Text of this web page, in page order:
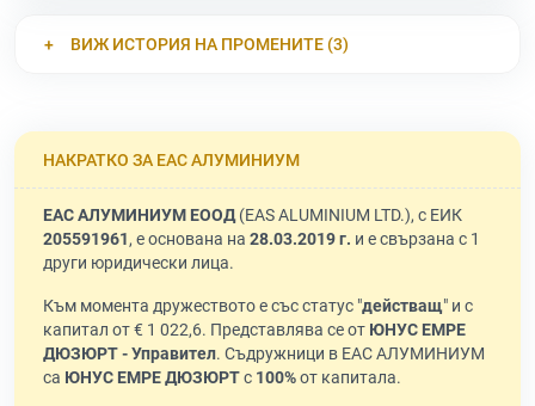
ВИЖ ИСТОРИЯ НА ПРОМЕНИТЕ (3)
НАКРАТКО ЗА ЕАС АЛУМИНИУМ
ЕАС АЛУМИНИУМ ЕООД(EAS ALUMINIUM LTD.), с ЕИК
205591961, е основана на 28.03.2019 г. и е свързана с 1
други юридически лица.
Към момента дружеството е със статус "действащ" и с
капитал от € 1 022,6. Представлява се от ЮНУС ЕМРЕ
ДЮЗЮРТ - Управител. Съдружници в ЕАС АЛУМИНИУМ
са ЮНУС ЕМРЕ ДЮЗЮРТс 100%от капитала.